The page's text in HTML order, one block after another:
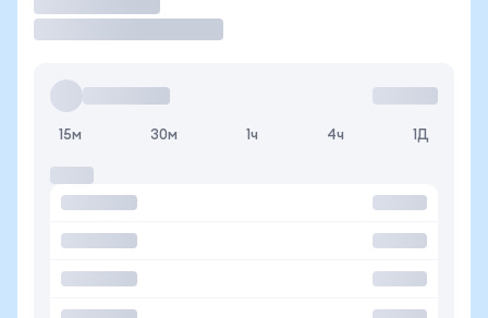
15м 30м 1ч 4ч 1Д